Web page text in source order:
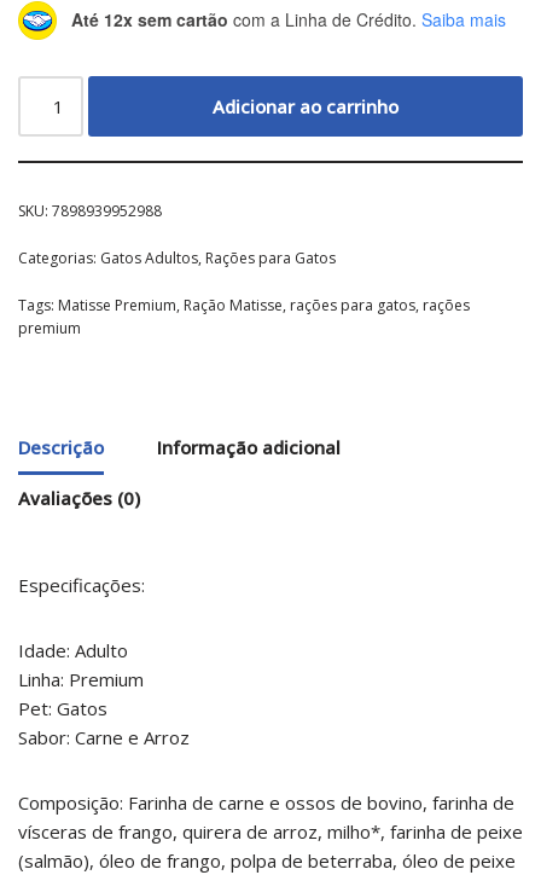
Até 12x sem cartão com a Linha de Crédito. Saiba mais
Adicionar ao carrinho
SKU: 7898939952988
Categorias: Gatos Adultos, Rações para Gatos
Tags: Matisse Premium, Ração Matisse, rações para gatos, rações
premium
Descrição Informação adicional
Avaliações (0)
Especificações:
Idade: Adulto
Linha: Premium
Pet: Gatos
Sabor: Carne e Arroz
Composição: Farinha de carne e ossos de bovino, farinha de
vísceras de frango, quirera de arroz, milho*, farinha de peixe
(salmão), óleo de frango, polpa de beterraba, óleo de peixe